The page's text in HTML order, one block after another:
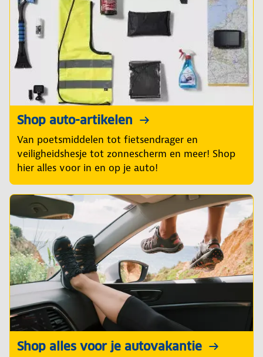
Shop auto-artikelen
Van poetsmiddelen tot fietsendrager en
veiligheidshesje tot zonnescherm en meer! Shop
hier alles voor in en op je auto!
Shop alles voor je autovakantie